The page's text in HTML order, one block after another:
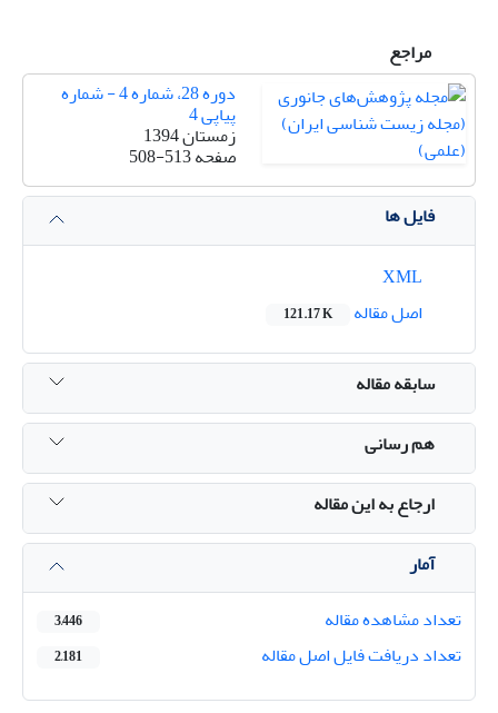
مراجع
دوره 28، شماره 4 - شماره
پیاپی 4
زمستان 1394
صفحه508-513
فایل ها
اصل مقاله
121.17 K
سابقه مقاله
هم رسانی
ارجاع به این مقاله
آمار
تعداد مشاهده مقاله
3,446
تعداد دریافت فایل اصل مقاله 2,181